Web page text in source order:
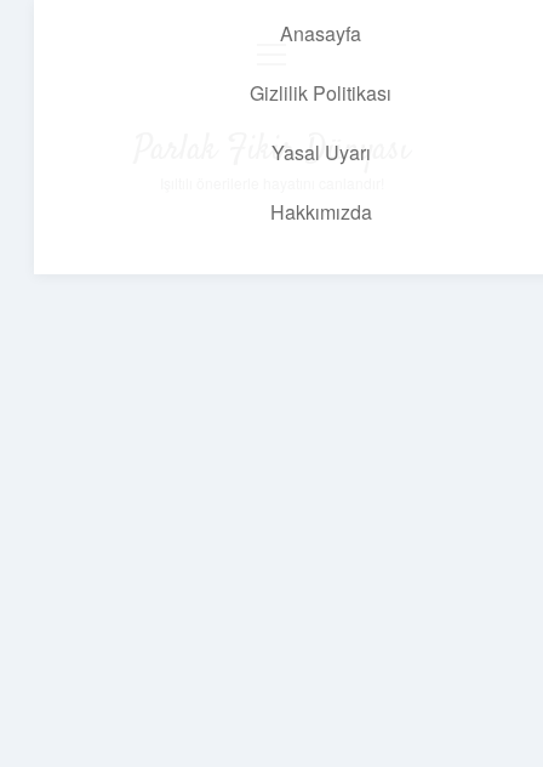
Anasayfa
Gizlilik Politikası
Yasal Uyarı
Hakkımızda
Parlak Fikir Dünyası